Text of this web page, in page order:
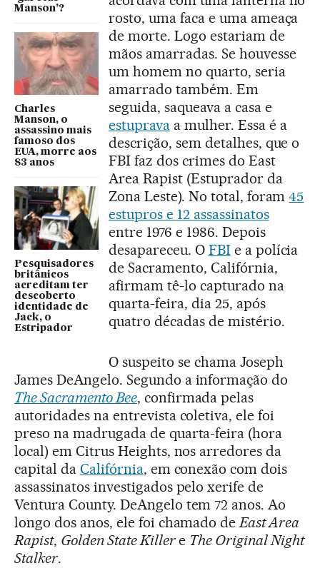
Manson’?
Charles
Manson, o
assassino mais
famoso dos
EUA, morre aos
83 anos
Pesquisadores
britânicos
acreditam ter
descoberto
identidade de
Jack, o
Estripador
rosto, uma faca e uma ameaça
de morte. Logo estariam de
mãos amarradas. Se houvesse
um homem no quarto, seria
amarrado também. Em
seguida, saqueava a casa e
estupravaa mulher. Essa é a
descrição, sem detalhes, que o
FBI faz dos crimes do East
Area Rapist (Estuprador da
Zona Leste). No total, foram45
estupros e 12 assassinatos
entre 1976 e 1986. Depois
desapareceu. O FBI e a polícia
de Sacramento, Califórnia,
afirmam tê-lo capturado na
quarta-feira, dia 25, após
quatro décadas de mistério.
O suspeito se chama Joseph
James DeAngelo. Segundo a informação do
The Sacramento Bee, confirmada pelas
autoridades na entrevista coletiva, ele foi
preso na madrugada de quarta-feira (hora
local) em Citrus Heights, nos arredores da
capital da Califórnia, em conexão com dois
assassinatos investigados pelo xerife de
Ventura County. DeAngelo tem 72 anos. Ao
longo dos anos, ele foi chamado deEast Area
Rapist, Golden State Killere The Original Night
Stalker.